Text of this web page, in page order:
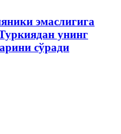
эмаслигига
унинг
сўради